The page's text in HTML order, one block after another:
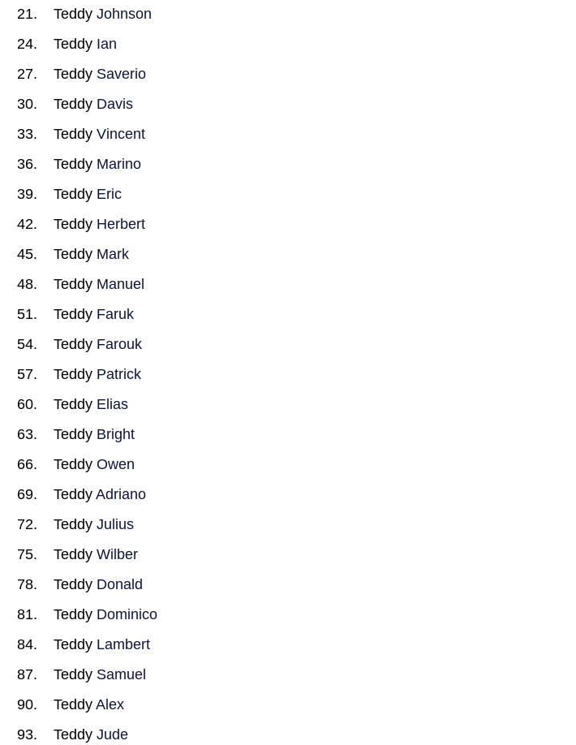
TeddyJohnson
Teddy Ian
Teddy Saverio
Teddy Davis
TeddyVincent
Teddy Marino
Teddy Eric
Teddy Herbert
Teddy Mark
Teddy Manuel
Teddy Faruk
Teddy Farouk
Teddy Patrick
Teddy Elias
Teddy Bright
TeddyOwen
TeddyAdriano
TeddyJulius
TeddyWilber
Teddy Donald
Teddy Dominico
Teddy Lambert
Teddy Samuel
TeddyAlex
TeddyJude